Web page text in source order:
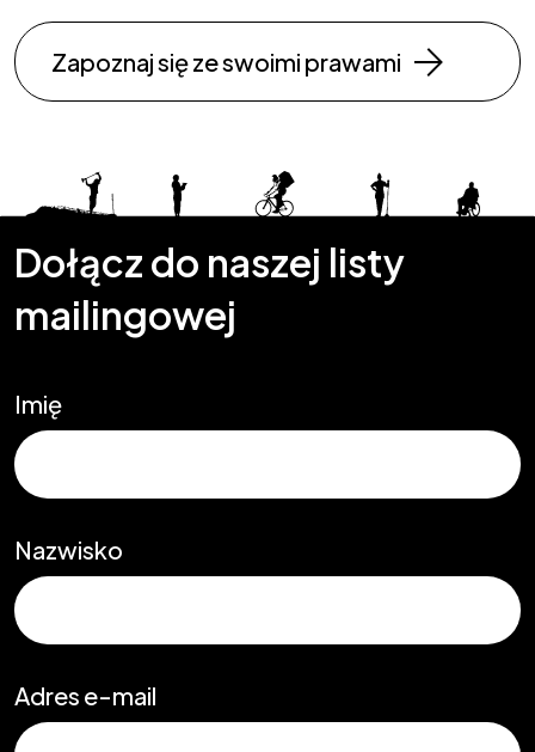
Zapoznaj się ze swoimi prawami
Dołącz do naszej listy
mailingowej
Imię
Nazwisko
Adres e-mail